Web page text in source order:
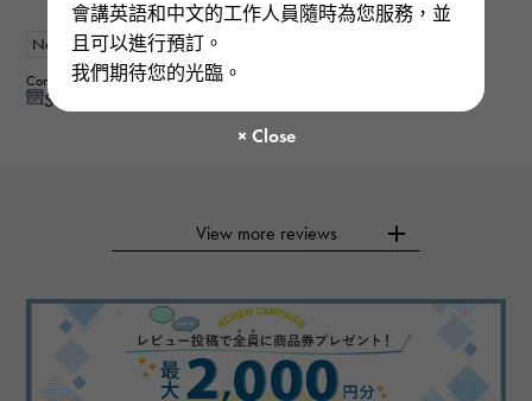
會講英語和中文的工作人員隨時為您服務，並
且可以進行預訂。
我們期待您的光臨。
New Women
Contributor : 50 generationsmale
See reply from store
View more reviews